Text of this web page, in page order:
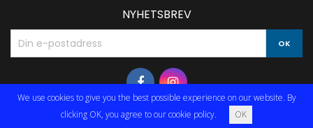
We use cookies to give you the best possible experience on our website. By
clicking OK, you agree to our cookie policy.
OK
NYHETSBREV
© Copyright 2026 Limmared Radio & Data AB. All Rights Reserved.